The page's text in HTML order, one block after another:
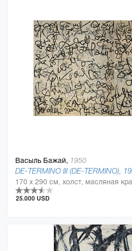
Васыль Бажай, 1950
DE-TERMINO III (DE-TERMINO),
170 x 290 см, холст, масляная
25.000 USD